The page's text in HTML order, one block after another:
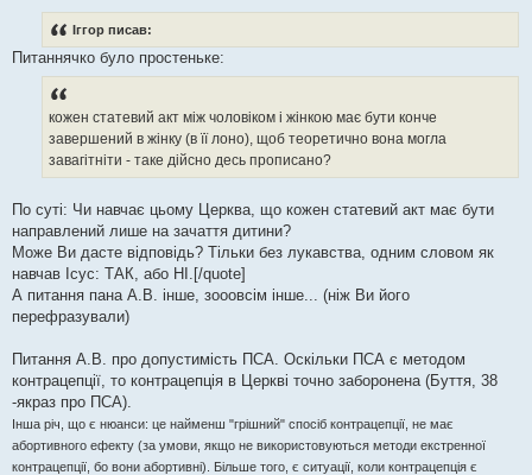
о
Іггор писав:
Питаннячко було простеньке:
кожен статевий акт між чоловіком і жінкою має бути конче
завершений в жінку (в її лоно), щоб теоретично вона могла
завагітніти - таке дійсно десь прописано?
По суті: Чи навчає цьому Церква, що кожен статевий акт має бути
направлений лише на зачаття дитини?
Може Ви дасте відповідь? Тільки без лукавства, одним словом як
навчав Ісус: ТАК, або НІ.[/quote]
А питання пана А.В. інше, зооовсім інше... (ніж Ви його
перефразували)
Питання А.В. про допустимість ПСА. Оскільки ПСА є методом
контрацепції, то контрацепція в Церкві точно заборонена (Буття, 38
-якраз про ПСА).
Інша річ, що є нюанси: це найменш "грішний" спосіб контрацепції, не має
абортивного ефекту (за умови, якщо не використовуються методи екстренної
контрацепції, бо вони абортивні). Більше того, є ситуації, коли контрацепція є